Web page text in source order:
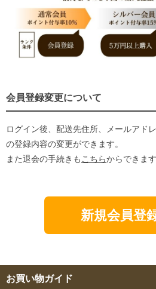
会員登録変更について
ログイン後、配送先住所、メールアド
の登録内容の変更ができます。
また退会の手続きも こちらからできます
新規会員登
お買い物ガイド